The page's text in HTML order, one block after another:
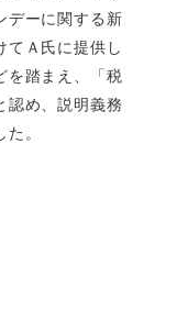
デーに関する新
てＡ氏に提供し
を踏まえ、「税
認め、説明義務
。